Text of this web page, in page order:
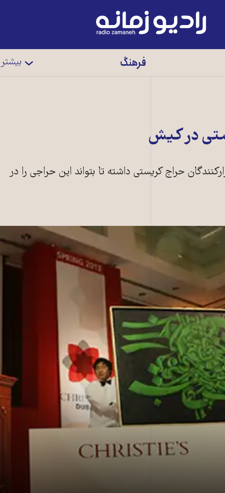
رادیو
زمانه
فرهنگ بیشتر
در کيش
حراج کريستی داشته‌ تا بتواند اين حراجی را در